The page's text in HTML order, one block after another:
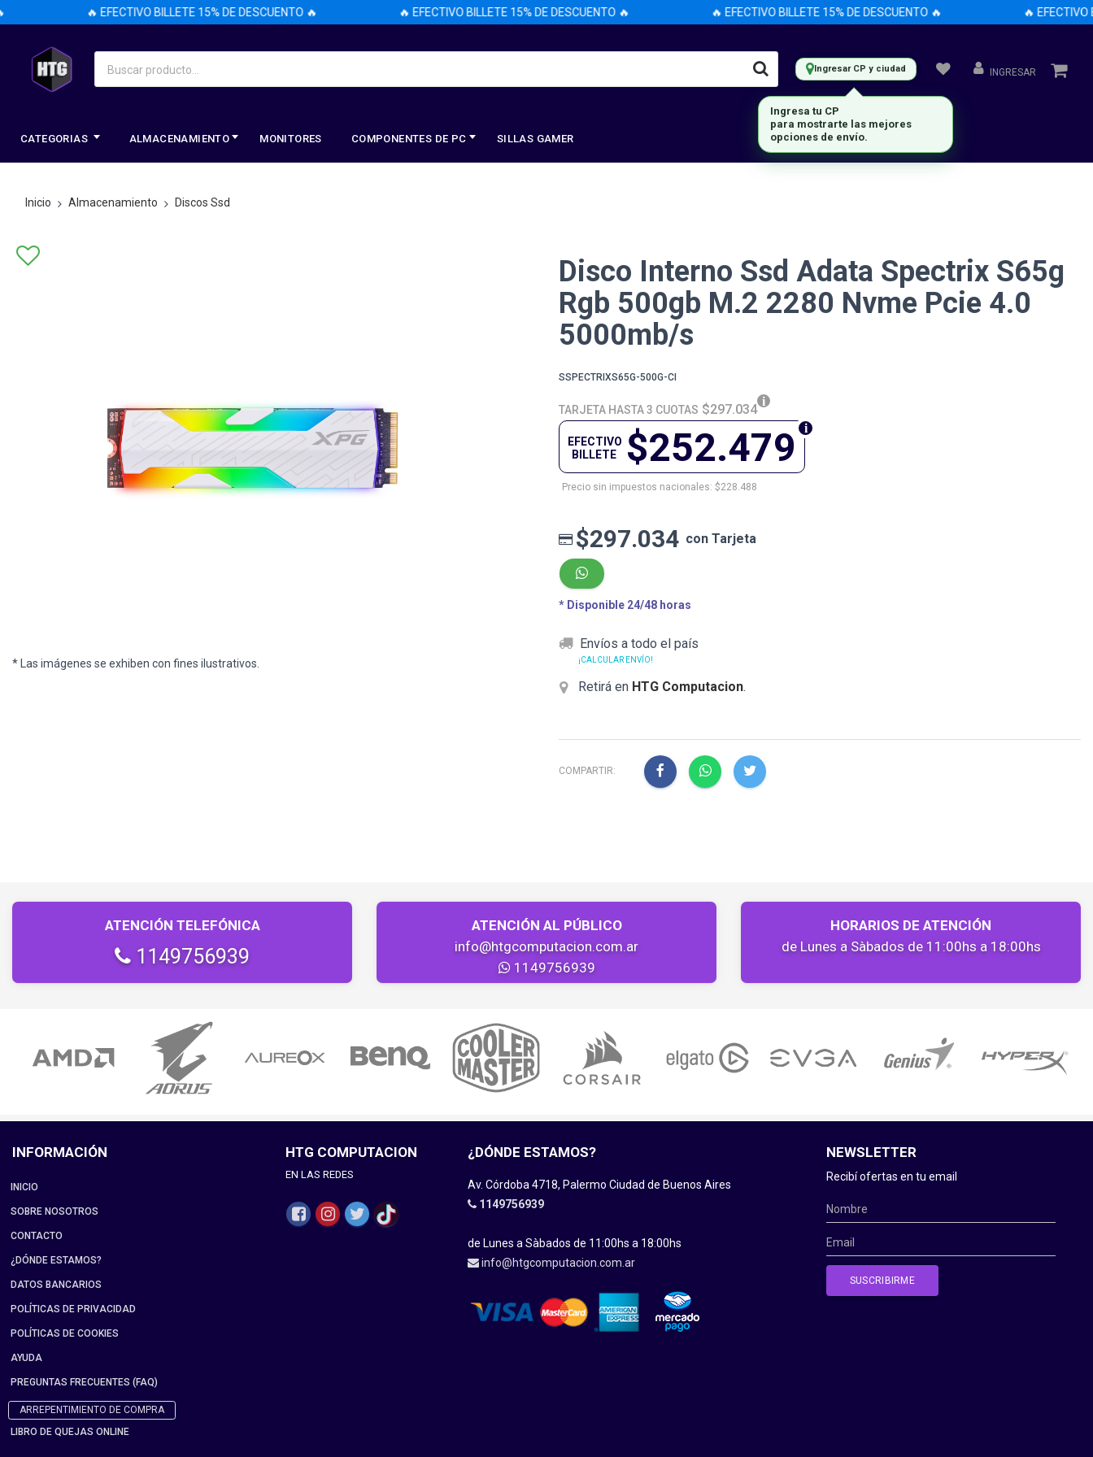
🔥 EFECTIVO BILLETE 15% DE DESCUENTO 🔥 🔥 EFECTIVO BILLETE 15% DE DESCUENTO 🔥 🔥 EFECTIVO BILLETE 15% DE DESCUENTO 🔥 🔥 EFECTIVO
Ingresar CP y ciudad INGRESAR
CATEGORIAS ALMACENAMIENTO MONITORES COMPONENTES DE PC SILLAS GAMER
Inicio Almacenamiento Discos Ssd
* Las imágenes se exhiben con fines ilustrativos.
Disco Interno Ssd Adata Spectrix S65g
Rgb 500gb M.2 2280 Nvme Pcie 4.0
5000mb/s
SSPECTRIXS65G-500G-CI
TARJETA HASTA 3 CUOTAS $297.034
$252.479
EFECTIVO
BILLETE
Precio sin impuestos nacionales: $228.488
$297.034 con Tarjeta
* Disponible 24/48 horas
Envíos a todo el país
¡CALCULAR ENVÍO!
Retirá en HTG Computacion.
COMPARTIR:
ATENCIÓN TELEFÓNICA
1149756939
ATENCIÓN AL PÚBLICO
info@htgcomputacion.com.ar
1149756939
HORARIOS DE ATENCIÓN
de Lunes a Sàbados de 11:00hs a 18:00hs
INFORMACIÓN
INICIO
SOBRE NOSOTROS
CONTACTO
¿DÓNDE ESTAMOS?
DATOS BANCARIOS
POLÍTICAS DE PRIVACIDAD
POLÍTICAS DE COOKIES
AYUDA
PREGUNTAS FRECUENTES (FAQ)
ARREPENTIMIENTO DE COMPRA
LIBRO DE QUEJAS ONLINE
HTG COMPUTACION
EN LAS REDES
¿DÓNDE ESTAMOS?
Av. Córdoba 4718, Palermo Ciudad de Buenos Aires
1149756939
de Lunes a Sàbados de 11:00hs a 18:00hs
info@htgcomputacion.com.ar
NEWSLETTER
Recibí ofertas en tu email
Ingresa tu CP
para mostrarte las mejores
opciones de envío.